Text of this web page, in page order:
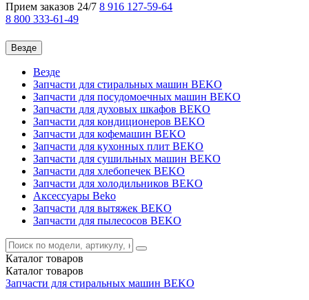
Прием заказов 24/7 8 916 127-59-64
8 800 333-61-49
Везде
Везде
Запчасти для стиральных машин BEKO
Запчасти для посудомоечных машин BEKO
Запчасти для духовых шкафов BEKO
Запчасти для кондиционеров BEKO
Запчасти для кофемашин BEKO
Запчасти для кухонных плит BEKO
Запчасти для сушильных машин BEKO
Запчасти для хлебопечек BEKO
Запчасти для холодильников BEKO
Аксессуары Beko
Запчасти для вытяжек BEKO
Запчасти для пылесосов BEKO
Каталог товаров
Каталог товаров
Запчасти для стиральных машин BEKO